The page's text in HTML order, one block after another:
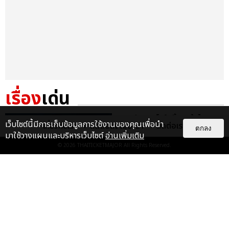
เรื่องเด่น
FLO ประกาศโชว์ครั้งแรกในไทย ชาว
ไทยได้เวลาแดนซ์ 29 ส.ค.นี้ ที่
สเฟียร์ ฮอลล์
เกี่ยวกับเรา ติดต่อลงโฆษณา ติดต่อเรา
© 2026 THAITICKETMAJOR All Rights Reserved.
เว็บไซต์นี้มีการเก็บข้อมูลการใช้งานของคุณเพื่อนำ
มาใช้วางแผนและบริหารเว็บไซต์อ่านเพิ่มเติม
ตกลง